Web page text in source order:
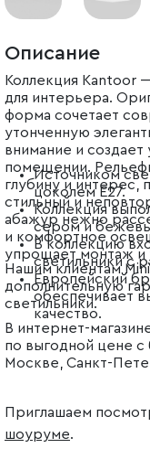
Описание
Коллекция Kantoor
для интерьера.
форма сочетает
утонченную
внимание и
помещении.
глубину и интерес,
стильный и
абажур нежно
и комфортное
упрощает монтаж и
Источником
цоколем Е27.
Коллекция
сером и
В коллекцию
светильники с
Европейский
обеспечивает
качество.
Нашим клиентам
дополнительную
светильники.
В интернет-
по выгодной цене с
Москве, Санкт-
Приглашаем
шоуруме.